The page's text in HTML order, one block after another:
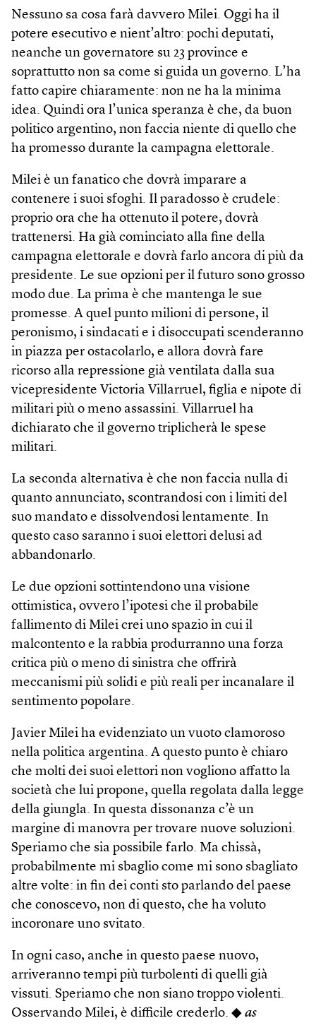
Nessuno sa cosa farà davvero Milei. Oggi ha il
potere esecutivo e nient’altro: pochi deputati,
neanche un governatore su 23 province e
soprattutto non sa come si guida un governo. L’ha
fatto capire chiaramente: non ne ha la minima
idea. Quindi ora l’unica speranza è che, da buon
politico argentino, non faccia niente di quello che
ha promesso durante la campagna elettorale.
Milei è un fanatico che dovrà imparare a
contenere i suoi sfoghi. Il paradosso è crudele:
proprio ora che ha ottenuto il potere, dovrà
trattenersi. Ha già cominciato alla fine della
campagna elettorale e dovrà farlo ancora di più da
presidente. Le sue opzioni per il futuro sono grosso
modo due. La prima è che mantenga le sue
promesse. A quel punto milioni di persone, il
peronismo, i sindacati e i disoccupati scenderanno
in piazza per ostacolarlo, e allora dovrà fare
ricorso alla repressione già ventilata dalla sua
vicepresidente Victoria Villarruel, figlia e nipote di
militari più o meno assassini. Villarruel ha
dichiarato che il governo triplicherà le spese
militari.
La seconda alternativa è che non faccia nulla di
quanto annunciato, scontrandosi con i limiti del
suo mandato e dissolvendosi lentamente. In
questo caso saranno i suoi elettori delusi ad
abbandonarlo.
Le due opzioni sottintendono una visione
ottimistica, ovvero l’ipotesi che il probabile
fallimento di Milei crei uno spazio in cui il
malcontento e la rabbia produrranno una forza
critica più o meno di sinistra che offrirà
meccanismi più solidi e più reali per incanalare il
sentimento popolare.
Javier Milei ha evidenziato un vuoto clamoroso
nella politica argentina. A questo punto è chiaro
che molti dei suoi elettori non vogliono affatto la
società che lui propone, quella regolata dalla legge
della giungla. In questa dissonanza c’è un
margine di manovra per trovare nuove soluzioni.
Speriamo che sia possibile farlo. Ma chissà,
probabilmente mi sbaglio come mi sono sbagliato
altre volte: in fin dei conti sto parlando del paese
che conoscevo, non di questo, che ha voluto
incoronare uno svitato.
In ogni caso, anche in questo paese nuovo,
arriveranno tempi più turbolenti di quelli già
vissuti. Speriamo che non siano troppo violenti.
Osservando Milei, è difficile crederlo. ◆ as